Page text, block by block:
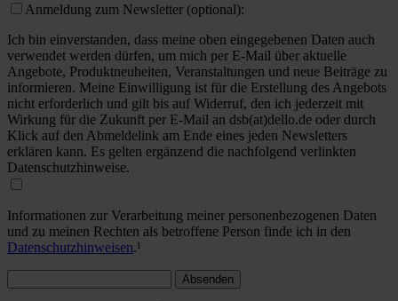
Anmeldung zum Newsletter (optional):
Ich bin einverstanden, dass meine oben eingegebenen Daten auch
verwendet werden dürfen, um mich per E-Mail über aktuelle
Angebote, Produktneuheiten, Veranstaltungen und neue Beiträge zu
informieren. Meine Einwilligung ist für die Erstellung des Angebots
nicht erforderlich und gilt bis auf Widerruf, den ich jederzeit mit
Wirkung für die Zukunft per E-Mail an dsb(at)dello.de oder durch
Klick auf den Abmeldelink am Ende eines jeden Newsletters
erklären kann. Es gelten ergänzend die nachfolgend verlinkten
Datenschutzhinweise.
Informationen zur Verarbeitung meiner personenbezogenen Daten
und zu meinen Rechten als betroffene Person finde ich in den
Datenschutzhinweisen.¹
Absenden